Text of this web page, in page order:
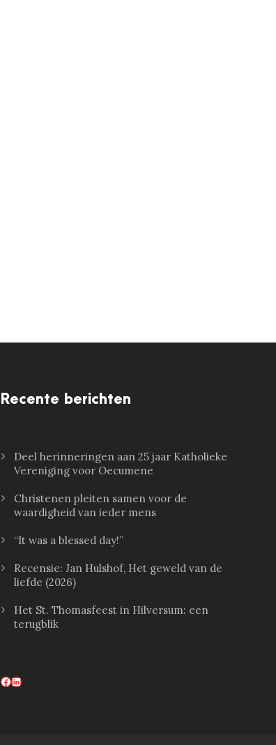
Recente berichten
Deel herinneringen aan 25 jaar Katholieke
Vereniging voor Oecumene
Christenen pleiten samen voor de
waardigheid van ieder mens
“It was a blessed day!”
Recensie: Jan Hulshof, Het geweld van de
liefde (2026)
Het St. Thomasfeest in Hilversum: een
terugblik
Facebook LinkedIn